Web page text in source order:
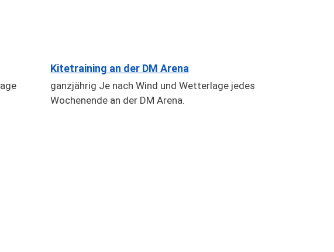
Kitetraining an der DM Arena
ganzjährig Je nach Wind und Wetterlage jedes
Wochenende an der DM Arena.